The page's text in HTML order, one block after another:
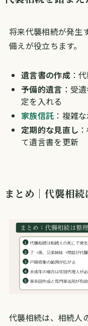
将来代襲相続が発生
備えが役立ちます。
遺言書の作成：
予備的遺言 ：受
定を入れる
家族信託 ：複雑
定期的な見直し
て遺言書を更新
まとめ｜代襲相
代襲相続は、相続人